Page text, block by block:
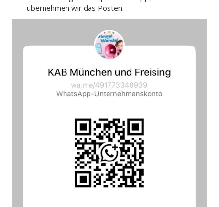
übernehmen wir das Posten.